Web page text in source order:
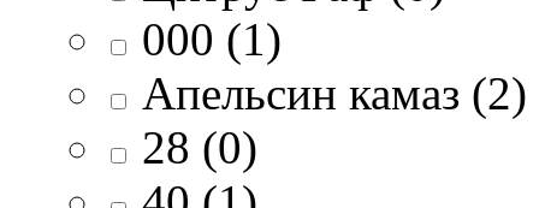
000 (1)
Апельсин камаз (2)
28 (0)